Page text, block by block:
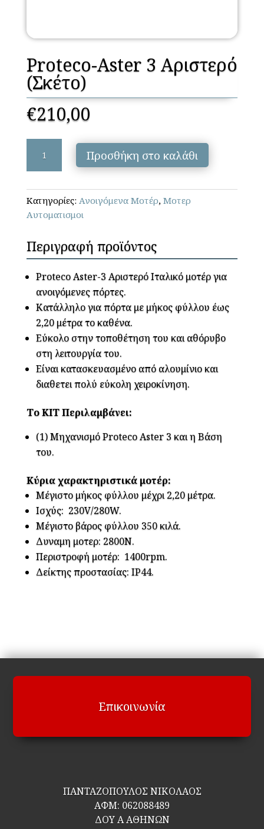
Proteco-Aster 3 Αριστερό
(Σκέτο)
€210,00
Aster
3
Αριστερό
(Σκέτο)
ποσότητα
Προσθήκη στο καλάθι
Κατηγορίες: Ανοιγόμενα Μοτέρ, Μοτερ
Αυτοματισμοι
Περιγραφή προϊόντος
Proteco Aster-3 Αριστερό Iταλικό μοτέρ για
ανοιγόμενες πόρτες.
Κατάλληλο για πόρτα με μήκος φύλλου έως
2,20 μέτρα το καθένα.
Εύκολο στην τοποθέτηση του και αθόρυβο
στη λειτουργία του.
Είναι κατασκευασμένο από αλουμίνιο και
διαθετει πολύ εύκολη χειροκίνηση.
Το ΚΙΤ Περιλαμβάνει:
(1) Μηχανισμό Proteco Aster 3 και η Βάση
του.
Κύρια χαρακτηριστικά μοτέρ:
Μέγιστο μήκος φύλλου μέχρι 2,20 μέτρα.
Ισχύς: 230V/280W.
Μέγιστο βάρος φύλλου 350 κιλά.
Δυναμη μοτερ: 2800Ν.
Περιστροφή μοτέρ: 1400rpm.
Δείκτης προστασίας: IP44.
Επικοινωνία
ΠΑΝΤΑΖΟΠΟΥΛΟΣ ΝΙΚΟΛΑΟΣ
ΑΦΜ: 062088489
ΔΟΥ Α ΑΘΗΝΩΝ